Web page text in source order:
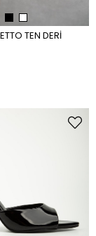
TEN DERİ